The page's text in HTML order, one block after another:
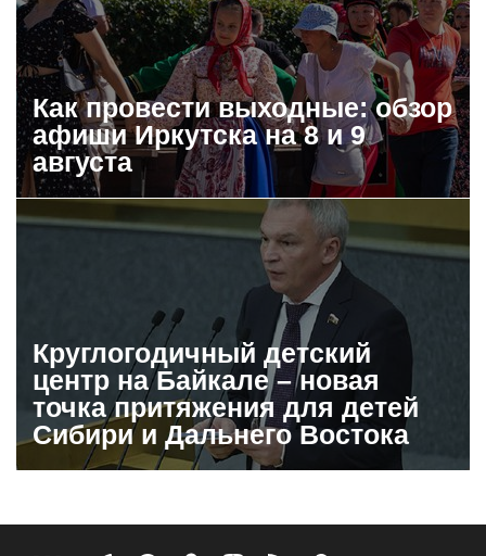
Как провести выходные: обзор
афиши Иркутска на 8 и 9
августа
Круглогодичный детский
центр на Байкале – новая
точка притяжения для детей
Сибири и Дальнего Востока